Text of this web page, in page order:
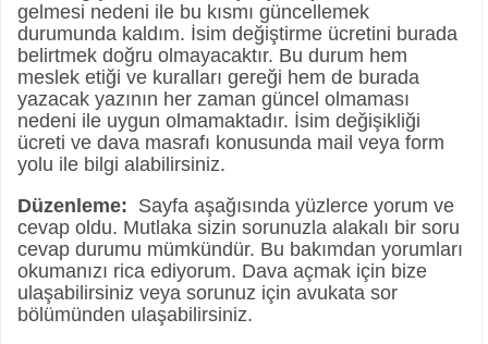
gelmesi nedeni ile bu kısmı güncellemek
durumunda kaldım. İsim değiştirme ücretini burada
belirtmek doğru olmayacaktır. Bu durum hem
meslek etiği ve kuralları gereği hem de burada
yazacak yazının her zaman güncel olmaması
nedeni ile uygun olmamaktadır. İsim değişikliği
ücreti ve dava masrafı konusunda mail veya form
yolu ile bilgi alabilirsiniz.
Düzenleme: Sayfa aşağısında yüzlerce yorum ve
cevap oldu. Mutlaka sizin sorunuzla alakalı bir soru
cevap durumu mümkündür. Bu bakımdan yorumları
okumanızı rica ediyorum. Dava açmak için bize
ulaşabilirsiniz veya sorunuz için avukata sor
bölümünden ulaşabilirsiniz.